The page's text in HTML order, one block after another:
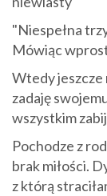
"Niespełna
Mówiąc
Wtedy jeszcze
zadaję
wszystkim
Pochodze z
brak miłości.
z którą